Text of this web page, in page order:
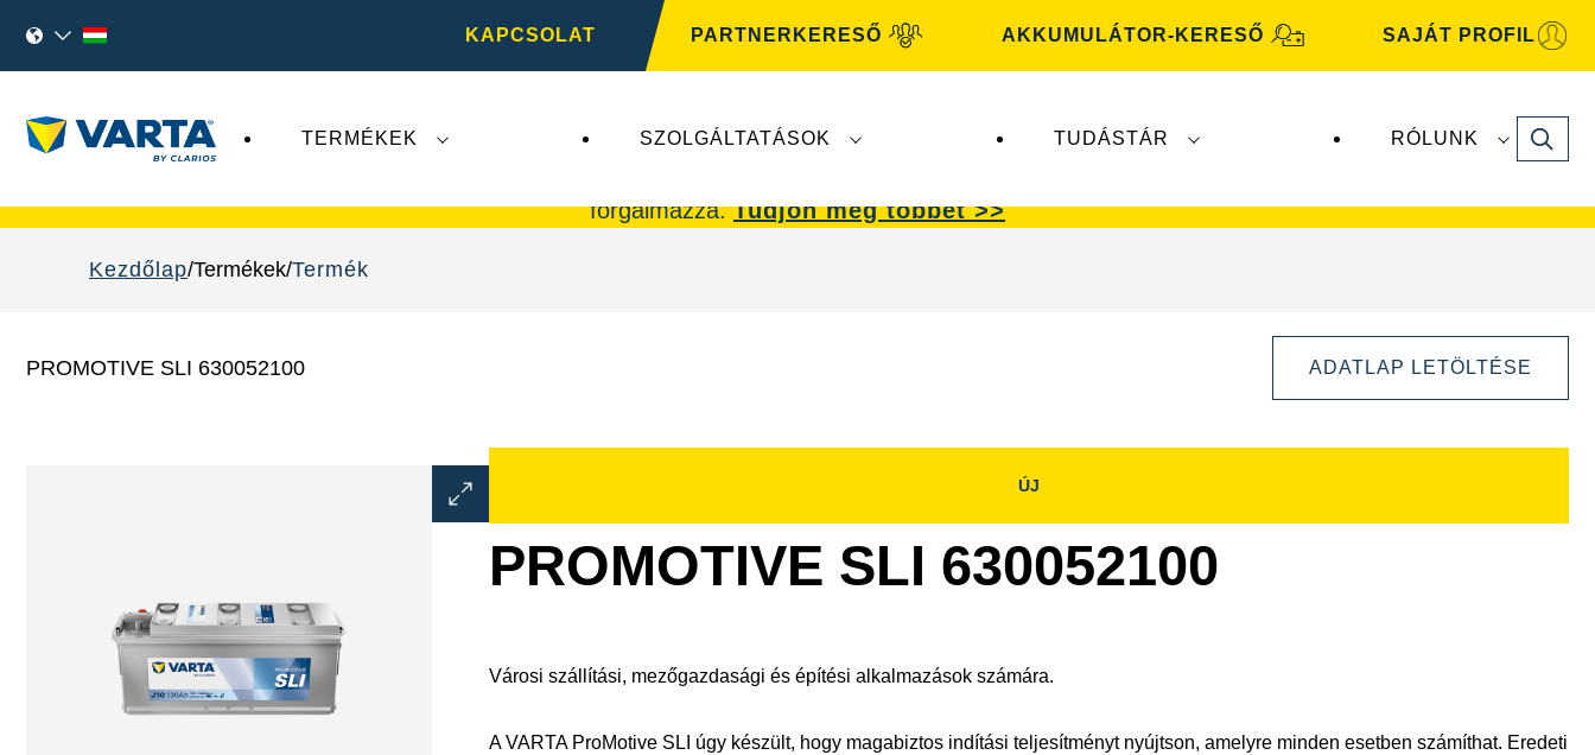
KAPCSOLAT PARTNERKERESŐ AKKUMULÁTOR-KERESŐ SAJÁT PROFIL
TERMÉKEK SZOLGÁLTATÁSOK TUDÁSTÁR RÓLUNK Search
forgalmazza.Tudjon meg többet >>
Kezdőlap Termékek Termék
PROMOTIVE SLI 630052100 ADATLAP LETÖLTÉSE
Kép
párbeszédpanel
ÚJ
PROMOTIVE SLI 630052100
Városi szállítási, mezőgazdasági és építési alkalmazások számára.
A VARTA ProMotive SLI úgy készült, hogy magabiztos indítási teljesítményt nyújtson, amelyre minden esetben számíthat. Eredeti